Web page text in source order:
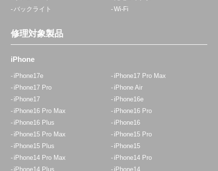
バックライト
Wi-Fi
修理対象製品
iPhone
iPhone17e
iPhone17 Pro Max
iPhone17 Pro
iPhone Air
iPhone17
iPhone16e
iPhone16 Pro Max
iPhone16 Pro
iPhone16 Plus
iPhone16
iPhone15 Pro Max
iPhone15 Pro
iPhone15 Plus
iPhone15
iPhone14 Pro Max
iPhone14 Pro
iPhone14 Plus
iPhone14